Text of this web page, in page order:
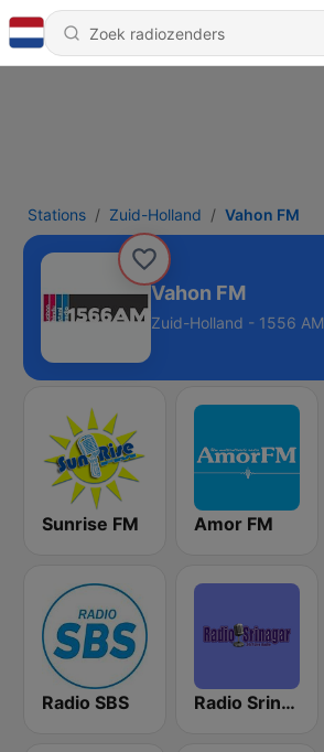
Stations Zuid-Holland Vahon FM
Vahon FM
Zuid-Holland - 1556 AM
Sunrise FM Amor FM
Radio SBS Radio Srinagar